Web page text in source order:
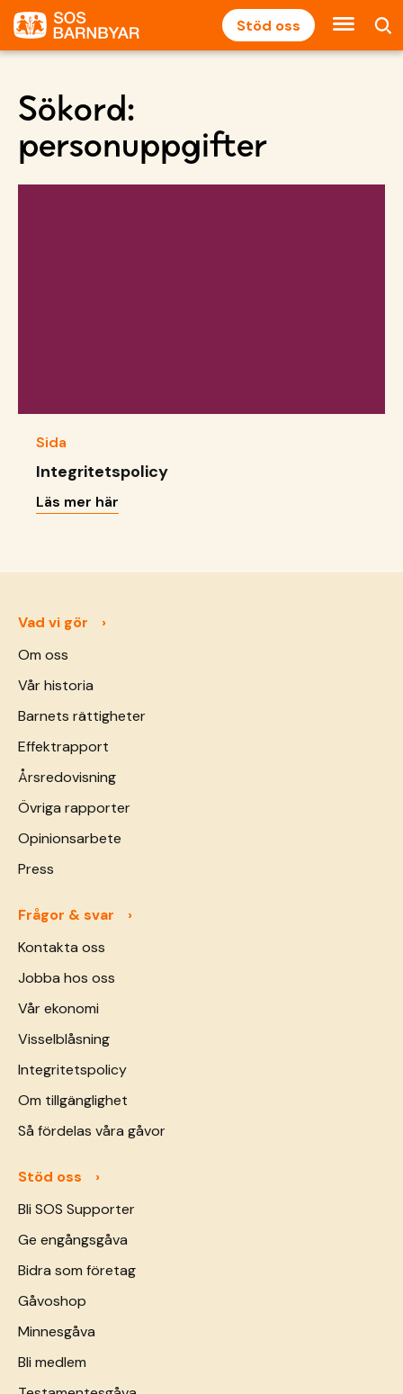
Stöd oss
Sökord:
personuppgifter
Sida
Integritetspolicy
Läs mer här
Vad vi gör
Om oss
Vår historia
Barnets rättigheter
Effektrapport
Årsredovisning
Övriga rapporter
Opinionsarbete
Press
Frågor & svar
Kontakta oss
Jobba hos oss
Vår ekonomi
Visselblåsning
Integritetspolicy
Om tillgänglighet
Så fördelas våra gåvor
Stöd oss
Bli SOS Supporter
Ge engångsgåva
Bidra som företag
Gåvoshop
Minnesgåva
Bli medlem